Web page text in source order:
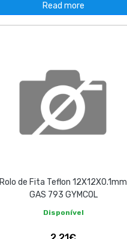
Read more
Rolo de Fita Teflon 12X12X0.1mm
GAS 793 GYMCOL
Disponível